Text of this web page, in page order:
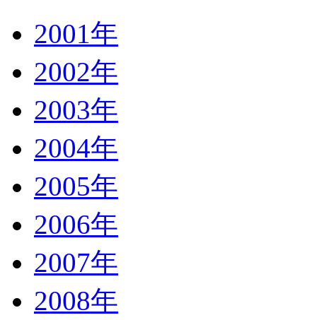
2001年
2002年
2003年
2004年
2005年
2006年
2007年
2008年